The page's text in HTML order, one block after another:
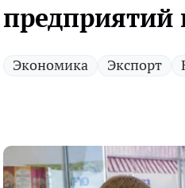
предприятий
Экономика Экспорт